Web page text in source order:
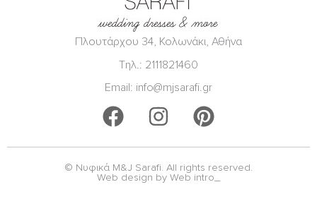
Πλουτάρχου 34, Κολωνάκι, Αθήνα
Τηλ.: 2111821460
Email: info@mjsarafi.gr
F
c
e
I
s
t
P
t
© Νυφικά M&J Sarafi. All rights reserved.
Web design by Web intro_